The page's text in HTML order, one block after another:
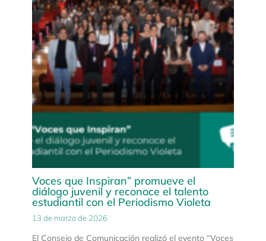
Voces que Inspiran” promueve el
diálogo juvenil y reconoce el talento
estudiantil con el Periodismo Violeta
13 de marzo de 2026
El Consejo de Comunicación realizó el evento “Voces